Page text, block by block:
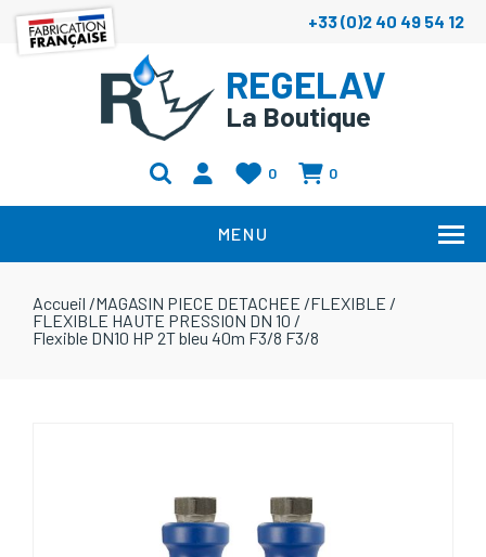
+33 (0)2 40 49 54 12
REGELAV
La Boutique
0 0
MENU
Accueil /MAGASIN PIECE DETACHEE /FLEXIBLE /
FLEXIBLE HAUTE PRESSION DN 10 /
Flexible DN10 HP 2T bleu 40m F3/8 F3/8